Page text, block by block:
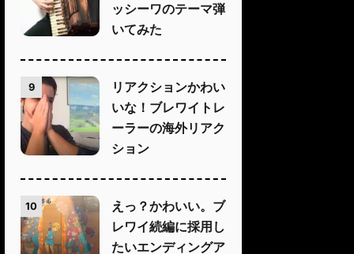
ッシーワのテーマ弾
いてみた
9
リアクションかわい
いな！ブレワイトレ
ーラーの海外リアク
ション
10
えっ？かわいい。ブ
レワイ続編に採用し
たいエンディングア